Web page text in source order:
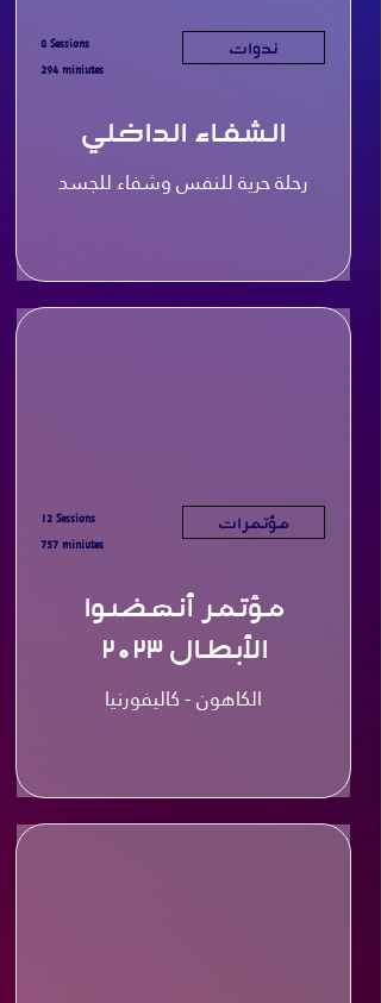
8 Sessions
294 miniutes
ندوات
الشفاء الداخلي
رحلة حرية للنفس وشفاء للجسد
12 Sessions
757 miniutes
مؤتمرات
مؤتمر أنهضوا
الأبطال ٢٠٢٣
الكاهون - كاليفورنيا